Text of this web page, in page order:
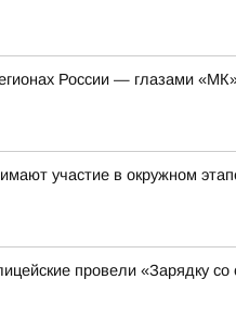
России — глазами
участие в окружном
провели «Зарядку